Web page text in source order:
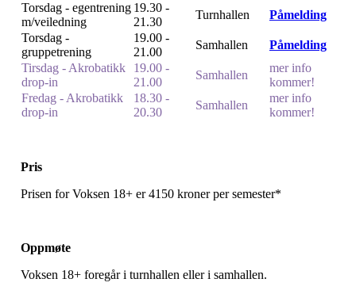
Torsdag - egentrening
m/veiledning
19.30 -
21.30
Turnhallen
Påmelding
Torsdag -
gruppetrening
19.00 -
21.00
Samhallen
Påmelding
Tirsdag - Akrobatikk
drop-in
19.00 -
21.00
Samhallen
mer info
kommer!
Fredag - Akrobatikk
drop-in
18.30 -
20.30
Samhallen
mer info
kommer!
Pris
Prisen for Voksen 18+ er 4150 kroner per semester*
Oppmøte
Voksen 18+ foregår i turnhallen eller i samhallen.